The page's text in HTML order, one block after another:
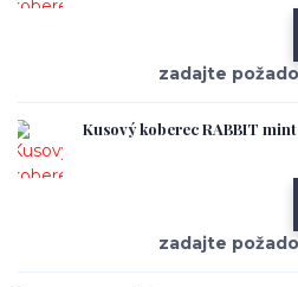
Kusový koberec RABBIT mint